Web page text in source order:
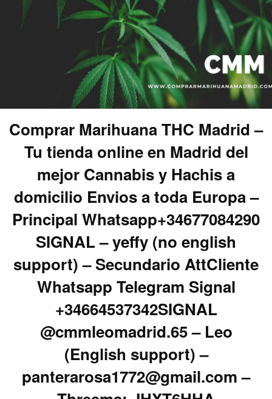
Comprar Marihuana THC Madrid –
Tu tienda online en Madrid del
mejor Cannabis y Hachis a
domicilio Envios a toda Europa –
Principal Whatsapp+34677084290
SIGNAL – yeffy (no english
support) – Secundario AttCliente
Whatsapp Telegram Signal
+34664537342SIGNAL
@cmmleomadrid.65 – Leo
(English support) –
panterarosa1772@gmail.com –